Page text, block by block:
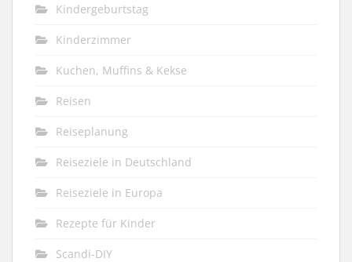
Kindergeburtstag
Kinderzimmer
Kuchen, Muffins & Kekse
Reisen
Reiseplanung
Reiseziele in Deutschland
Reiseziele in Europa
Rezepte für Kinder
Scandi-DIY